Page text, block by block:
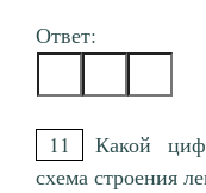
Ответ:
11
Какой
схема строения